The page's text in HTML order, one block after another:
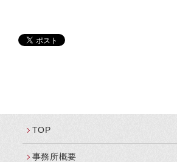
TOP
事務所概要